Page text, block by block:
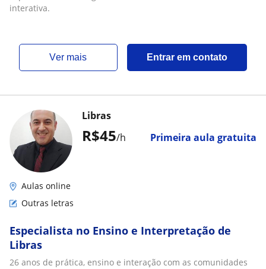
interativa.
ver mais Entrar em contato
R$45/h Primeira aula gratuita
Libras
Aulas online
Outras letras
Especialista no Ensino e Interpretação de
Libras
26 anos de prática, ensino e interação com as comunidades